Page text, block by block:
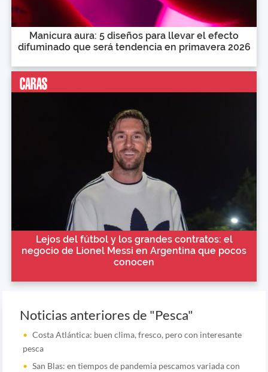
Manicura aura: 5 diseños para llevar el efecto
difuminado que será tendencia en primavera 2026
Lejos del fútbol y los grandes contratos: el
negocio de Lionel Messi en Argentina que pocos
conocen
Noticias anteriores de "Pesca"
Costa Atlántica: buen clima, fresco, pero con interesante
pesca
San Blas: en tiempos de pandemia pescamos variada con